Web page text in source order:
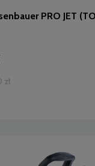
PRO JET
zł